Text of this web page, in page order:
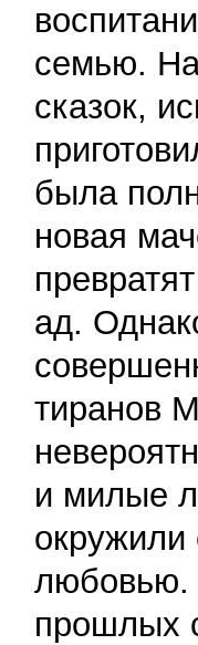
семью.
сказок,
была
новая
ад.
тиранов
и милые
окружили
любовью.
прошлых